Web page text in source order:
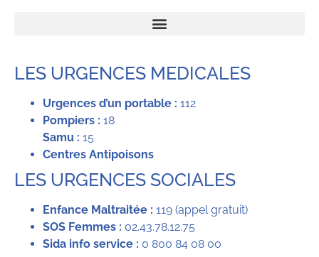
LES URGENCES MEDICALES
Urgences d’un portable : 112
Pompiers : 18
Samu : 15
Centres Antipoisons
LES URGENCES SOCIALES
Enfance Maltraitée : 119 (appel gratuit)
SOS Femmes : 02.43.78.12.75
Sida info service : 0 800 84 08 00